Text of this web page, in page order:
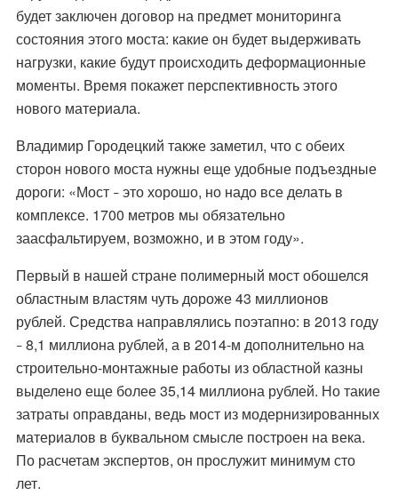
будет заключен договор на предмет мониторинга
состояния этого моста: какие он будет выдерживать
нагрузки, какие будут происходить деформационные
моменты. Время покажет перспективность этого
нового материала.
Владимир Городецкий также заметил, что с обеих
сторон нового моста нужны еще удобные подъездные
дороги: «Мост –это хорошо, но надо все делать в
комплексе. 1700 метров мы обязательно
заасфальтируем, возможно, и в этом году».
Первый в нашей стране полимерный мост обошелся
областным властям чуть дороже 43 миллионов
рублей. Средства направлялись поэтапно: в 2013 году
–8,1 миллиона рублей, а в 2014-м дополнительно на
строительно-монтажные работы из областной казны
выделено еще более 35,14 миллиона рублей. Но такие
затраты оправданы, ведь мост из модернизированных
материалов в буквальном смысле построен на века.
По расчетам экспертов, он прослужит минимум сто
лет.